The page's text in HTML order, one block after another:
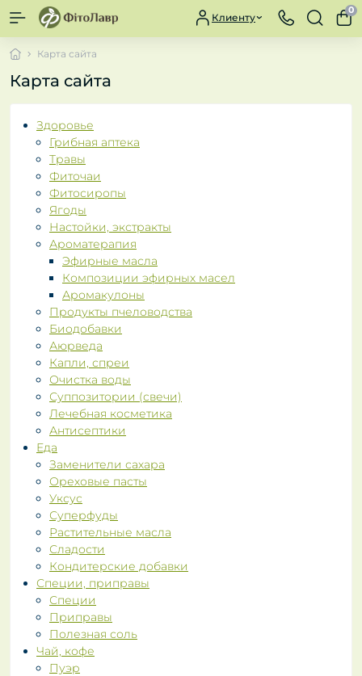
Клиенту
0
Карта сайта
Карта сайта
Здоровье
Грибная аптека
Травы
Фиточаи
Фитосиропы
Ягоды
Настойки, экстракты
Ароматерапия
Эфирные масла
Композиции эфирных масел
Аромакулоны
Продукты пчеловодства
Биодобавки
Аюрведа
Капли, спреи
Очистка воды
Суппозитории (свечи)
Лечебная косметика
Антисептики
Еда
Заменители сахара
Ореховые пасты
Уксус
Суперфуды
Растительные масла
Сладости
Кондитерские добавки
Специи, приправы
Специи
Приправы
Полезная соль
Чай, кофе
Пуэр